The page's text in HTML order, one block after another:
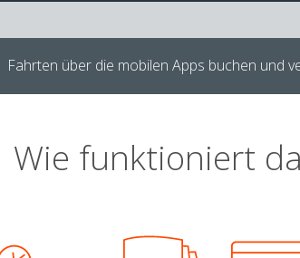
Fahrten über die mobilen Apps buchen und
Wie funktioniert